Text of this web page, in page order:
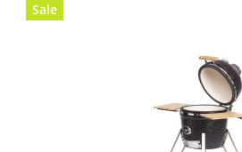
Sale